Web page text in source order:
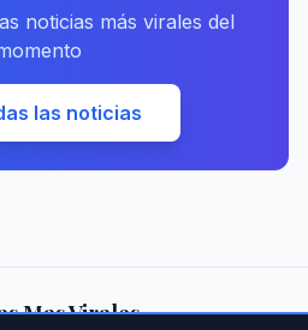
noticias más virales del
las noticias
Mas Virales